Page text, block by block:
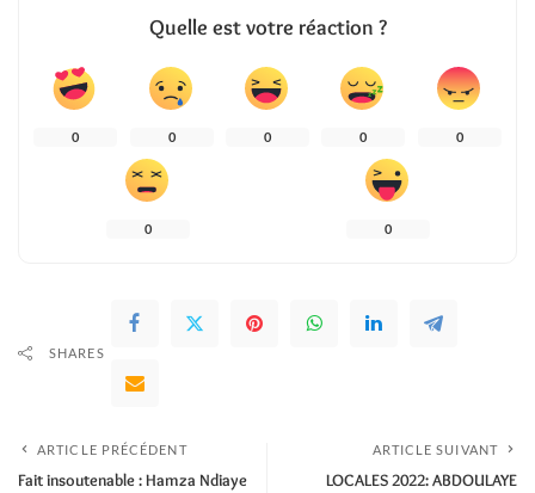
Quelle est votre réaction ?
0 0 0 0 0
0 0
SHARES
ARTICLE PRÉCÉDENT
Fait insoutenable : Hamza Ndiaye
ARTICLE SUIVANT
LOCALES 2022: ABDOULAYE